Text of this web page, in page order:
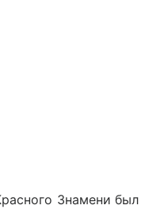
Знамени был